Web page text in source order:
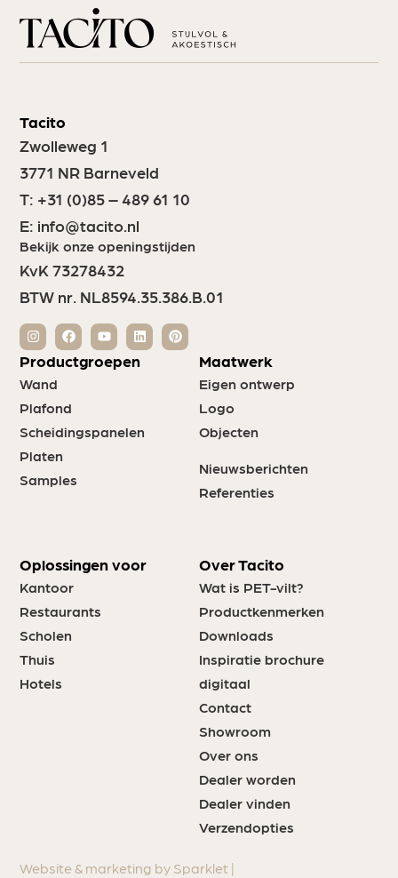
Tacito
Zwolleweg 1
3771 NR Barneveld
T: +31 (0)85 – 489 61 10
E: info@tacito.nl
Bekijk onze openingstijden
KvK 73278432
BTW nr. NL8594.35.386.B.01
Productgroepen
Wand
Plafond
Scheidingspanelen
Platen
Samples
Maatwerk
Eigen ontwerp
Logo
Objecten
Nieuwsberichten
Referenties
Oplossingen voor
Kantoor
Restaurants
Scholen
Thuis
Hotels
Over Tacito
Wat is PET-vilt?
Productkenmerken
Downloads
Inspiratie brochure
digitaal
Contact
Showroom
Over ons
Dealer worden
Dealer vinden
Verzendopties
Website & marketing by Sparklet |